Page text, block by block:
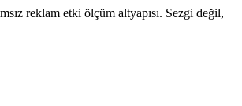
reklam etki ölçüm altyapısı. Sezgi değil,